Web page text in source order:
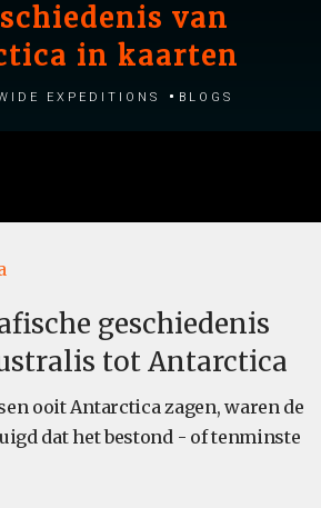
van
in kaarten
Expeditions Blogs
geschiedenis
tot Antarctica
ooit Antarctica zagen, waren de
dat het bestond - of tenminste